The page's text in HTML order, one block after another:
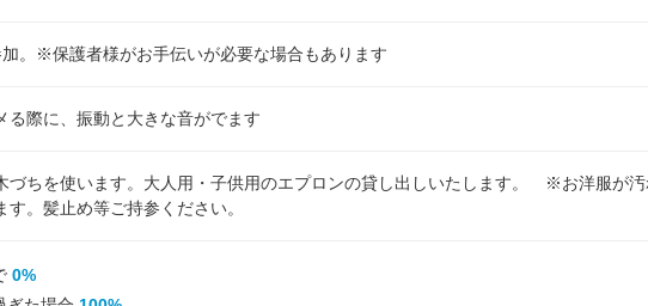
。※保護者様がお手伝いが必要な場合もあります
る際に、振動と大きな音がでます
づちを使います。大人用・子供用のエプロンの貸し出しいたします。 ※お洋服が
す。髪止め等ご持参ください。
0%